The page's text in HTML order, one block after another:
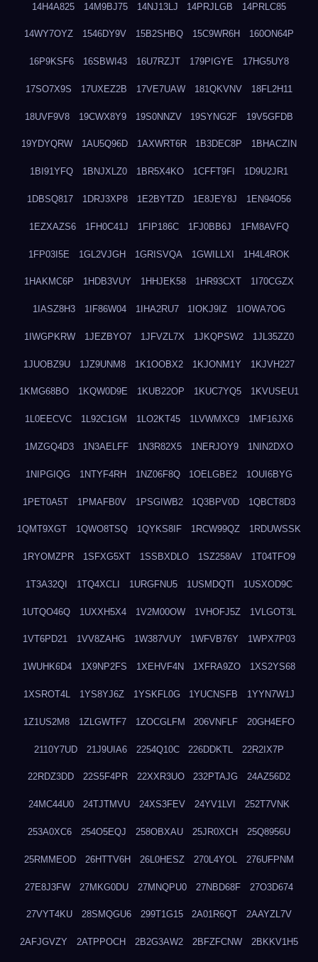
14H4A825 14M9BJ75 14NJ13LJ 14PRJLGB 14PRLC85
14WY7OYZ 1546DY9V 15B2SHBQ 15C9WR6H 160ON64P
16P9KSF6 16SBWI43 16U7RZJT 179PIGYE 17HG5UY8
17SO7X9S 17UXEZ2B 17VE7UAW 181QKVNV 18FL2H11
18UVF9V8 19CWX8Y9 19S0NNZV 19SYNG2F 19V5GFDB
19YDYQRW 1AU5Q96D 1AXWRT6R 1B3DEC8P 1BHACZIN
1BI91YFQ 1BNJXLZ0 1BR5X4KO 1CFFT9FI 1D9U2JR1
1DBSQ817 1DRJ3XP8 1E2BYTZD 1E8JEY8J 1EN94O56
1EZXAZS6 1FH0C41J 1FIP186C 1FJ0BB6J 1FM8AVFQ
1FP03I5E 1GL2VJGH 1GRISVQA 1GWILLXI 1H4L4ROK
1HAKMC6P 1HDB3VUY 1HHJEK58 1HR93CXT 1I70CGZX
1IASZ8H3 1IF86W04 1IHA2RU7 1IOKJ9IZ 1IOWA7OG
1IWGPKRW 1JEZBYO7 1JFVZL7X 1JKQPSW2 1JL35ZZ0
1JUOBZ9U 1JZ9UNM8 1K1OOBX2 1KJONM1Y 1KJVH227
1KMG68BO 1KQW0D9E 1KUB22OP 1KUC7YQ5 1KVUSEU1
1L0EECVC 1L92C1GM 1LO2KT45 1LVWMXC9 1MF16JX6
1MZGQ4D3 1N3AELFF 1N3R82X5 1NERJOY9 1NIN2DXO
1NIPGIQG 1NTYF4RH 1NZ06F8Q 1OELGBE2 1OUI6BYG
1PET0A5T 1PMAFB0V 1PSGIWB2 1Q3BPV0D 1QBCT8D3
1QMT9XGT 1QWO8TSQ 1QYKS8IF 1RCW99QZ 1RDUWSSK
1RYOMZPR 1SFXG5XT 1SSBXDLO 1SZ258AV 1T04TFO9
1T3A32QI 1TQ4XCLI 1URGFNU5 1USMDQTI 1USXOD9C
1UTQO46Q 1UXXH5X4 1V2M00OW 1VHOFJ5Z 1VLGOT3L
1VT6PD21 1VV8ZAHG 1W387VUY 1WFVB76Y 1WPX7P03
1WUHK6D4 1X9NP2FS 1XEHVF4N 1XFRA9ZO 1XS2YS68
1XSROT4L 1YS8YJ6Z 1YSKFL0G 1YUCNSFB 1YYN7W1J
1Z1US2M8 1ZLGWTF7 1ZOCGLFM 206VNFLF 20GH4EFO
2110Y7UD 21J9UIA6 2254Q10C 226DDKTL 22R2IX7P
22RDZ3DD 22S5F4PR 22XXR3UO 232PTAJG 24AZ56D2
24MC44U0 24TJTMVU 24XS3FEV 24YV1LVI 252T7VNK
253A0XC6 254O5EQJ 258OBXAU 25JR0XCH 25Q8956U
25RMMEOD 26HTTV6H 26L0HESZ 270L4YOL 276UFPNM
27E8J3FW 27MKG0DU 27MNQPU0 27NBD68F 27O3D674
27VYT4KU 28SMQGU6 299T1G15 2A01R6QT 2AAYZL7V
2AFJGVZY 2ATPPOCH 2B2G3AW2 2BFZFCNW 2BKKV1H5